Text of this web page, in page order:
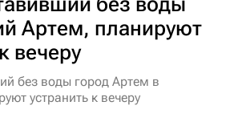
Артем, планируют
вечеру
без воды город Артем в
устранить к вечеру